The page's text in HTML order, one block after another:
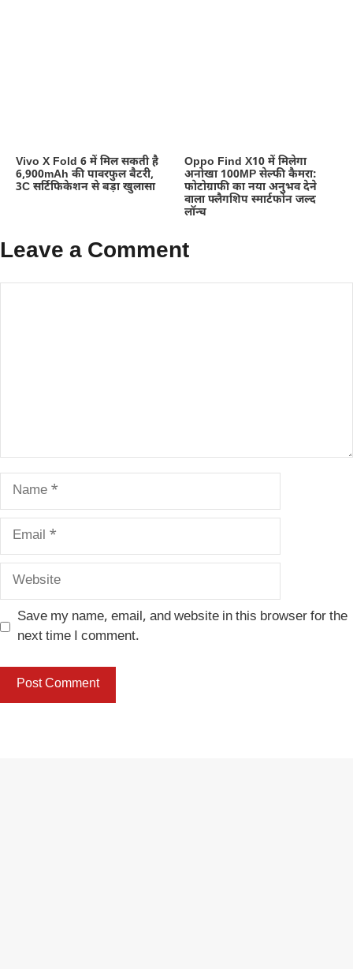
Vivo X Fold 6 में मिल सकती है
6,900mAh की पावरफुल बैटरी,
3C सर्टिफिकेशन से बड़ा खुलासा
Oppo Find X10 में मिलेगा
अनोखा 100MP सेल्फी कैमरा:
फोटोग्राफी का नया अनुभव देने
वाला फ्लैगशिप स्मार्टफोन जल्द
लॉन्च
Leave a Comment
Name
Email
Website
Save my name, email, and website in this browser for the
next time I comment.